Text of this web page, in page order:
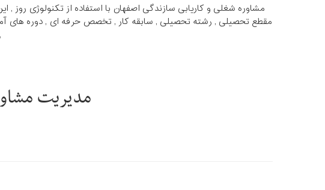
مشاوره شغلی و کاریابی سازندگی اصفهان با استفاده از تکنولوژی
مقطع تحصیلی , رشته تحصیلی , سابقه کار , تخصص حرفه ای , دوره های
مدیریت